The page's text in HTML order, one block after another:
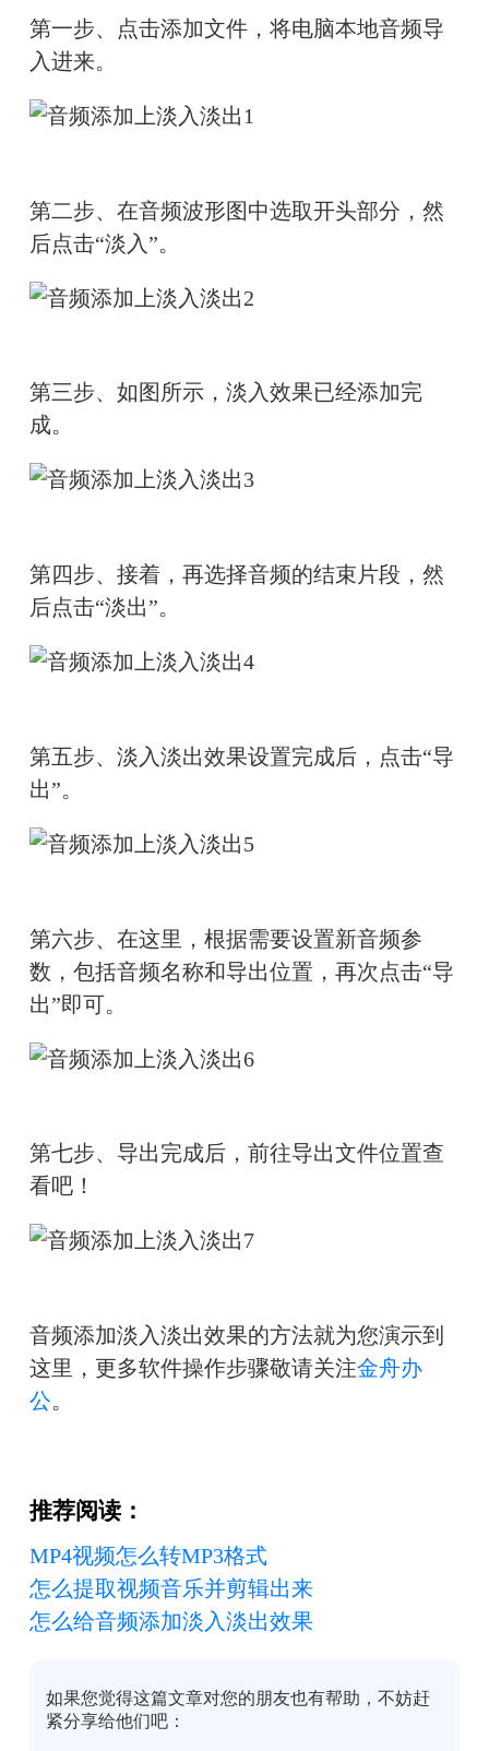
第一步、点击添加文件，将电脑本地音频导
入进来。
第二步、在音频波形图中选取开头部分，然
后点击“淡入”。
第三步、如图所示，淡入效果已经添加完
成。
第四步、接着，再选择音频的结束片段，然
后点击“淡出”。
第五步、淡入淡出效果设置完成后，点击“导
出”。
第六步、在这里，根据需要设置新音频参
数，包括音频名称和导出位置，再次点击“导
出”即可。
第七步、导出完成后，前往导出文件位置查
看吧！
音频添加淡入淡出效果的方法就为您演示到
这里，更多软件操作步骤敬请关注金舟办
公。
推荐阅读：
MP4视频怎么转MP3格式
怎么提取视频音乐并剪辑出来
怎么给音频添加淡入淡出效果
如果您觉得这篇文章对您的朋友也有帮助，不妨赶
紧分享给他们吧：